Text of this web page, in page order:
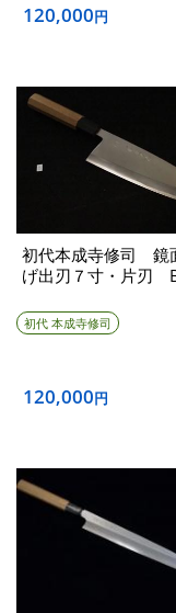
120,000円
初代本成寺修司 鏡
げ出刃７寸・片刃
初代 本成寺修司
120,000円